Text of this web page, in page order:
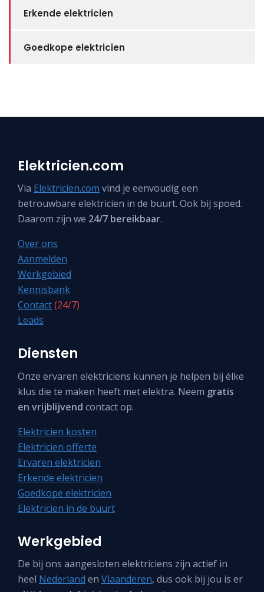
Erkende elektricien
Goedkope elektricien
Elektricien.com
Via Elektricien.com vind je eenvoudig een
betrouwbare elektricien in de buurt. Ook bij spoed.
Daarom zijn we 24/7 bereikbaar.
Over ons
Aanmelden
Werkgebied
Kennisbank
Contact(24/7)
Leads
Diensten
Onze ervaren elektriciens kunnen je helpen bij élke
klus die te maken heeft met elektra. Neem gratis
en vrijblijvend contact op.
Elektricien kosten
Elektricien offerte
Ervaren elektricien
Erkende elektricien
Goedkope elektricien
Elektricien in de buurt
Werkgebied
De bij ons aangesloten elektriciens zijn actief in
heel Nederland en Vlaanderen, dus ook bij jou is er